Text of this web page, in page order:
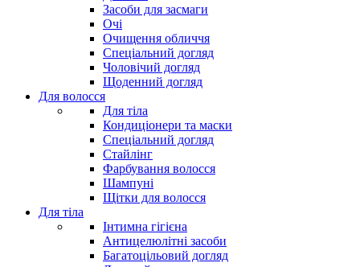
Засоби для засмаги
Очі
Очищення обличчя
Спеціальний догляд
Чоловічий догляд
Щоденний догляд
Для волосся
Для тіла
Кондиціонери та маски
Спеціальний догляд
Стайлінг
Фарбування волосся
Шампуні
Щітки для волосся
Для тіла
Інтимна гігієна
Антицелюлітні засоби
Багатоцільовий догляд